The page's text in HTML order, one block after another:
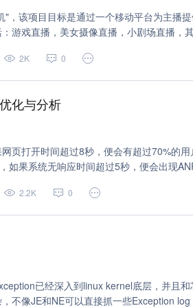
，该项目目标是通过一个移动平台为主播
游戏直播，美女摄像直播，小剧场直播，
推流SDK基本一致，推流逻辑存在部分差异。
2K 0
化与分析
页打开时间超过8秒，便会有超过70%的
如果系统无响应时间超过5秒，便会出现
要的性能指标，关系着用户的第一体验。
2.2K 0
已经深入到linux kernel底层，并且
不像JE和NE可以直接抓一些Exception